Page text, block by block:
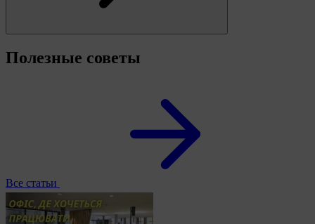
Полезные советы
Все статьи